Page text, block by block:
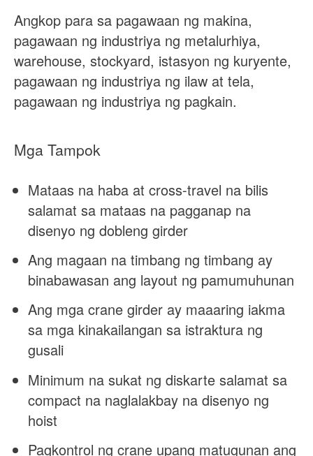
Angkop para sa pagawaan ng makina,
pagawaan ng industriya ng metalurhiya,
warehouse, stockyard, istasyon ng kuryente,
pagawaan ng industriya ng ilaw at tela,
pagawaan ng industriya ng pagkain.
Mga Tampok
Mataas na haba at cross-travel na bilis
salamat sa mataas na pagganap na
disenyo ng dobleng girder
Ang magaan na timbang ng timbang ay
binabawasan ang layout ng pamumuhunan
Ang mga crane girder ay maaaring iakma
sa mga kinakailangan sa istraktura ng
gusali
Minimum na sukat ng diskarte salamat sa
compact na naglalakbay na disenyo ng
hoist
Pagkontrol ng crane upang matugunan ang